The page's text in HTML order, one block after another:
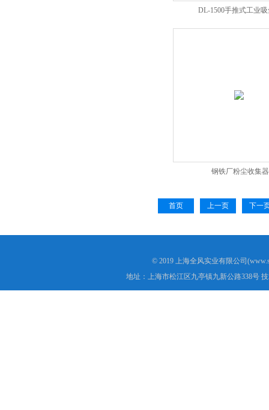
DL-1500手推式工业
钢铁厂粉尘收集器
首页 上一页 下一
© 2019 上海全风实业有限公司
地址：上海市松江区九亭镇九新公路338号